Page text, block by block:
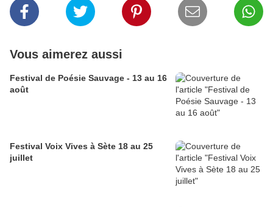
Vous aimerez aussi
Festival de Poésie Sauvage - 13 au 16
août
Festival Voix Vives à Sète 18 au 25
juillet